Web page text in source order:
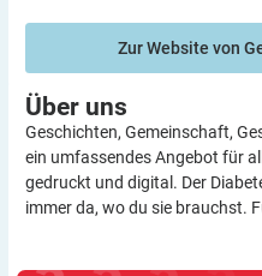
Zur Website von
Über uns
Geschichten, Gemeinschaft,
ein umfassendes Angebot für
gedruckt und digital. Der
immer da, wo du sie brauchst.